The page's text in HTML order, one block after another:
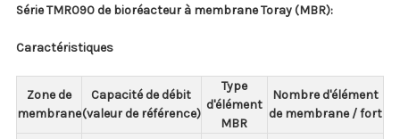
Série TMR090 de bioréacteur à membrane Toray (MBR):
Caractéristiques
Zone de
membrane
Capacité de débit
(valeur de référence)
Type
d'élément
MBR
Nombre d'élément
de membrane / fort